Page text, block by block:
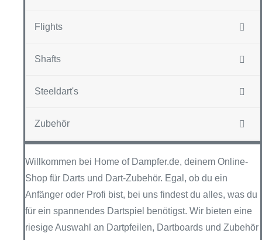
Flights
Shafts
Steeldart's
Zubehör
Willkommen bei Home of Dampfer.de, deinem Online-
Shop für Darts und Dart-Zubehör. Egal, ob du ein
Anfänger oder Profi bist, bei uns findest du alles, was du
für ein spannendes Dartspiel benötigst. Wir bieten eine
riesige Auswahl an Dartpfeilen, Dartboards und Zubehör